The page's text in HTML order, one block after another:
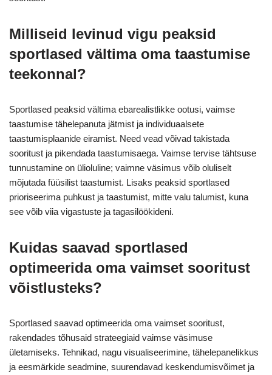
Milliseid levinud vigu peaksid
sportlased vältima oma taastumise
teekonnal?
Sportlased peaksid vältima ebarealistlikke ootusi, vaimse
taastumise tähelepanuta jätmist ja individuaalsete
taastumisplaanide eiramist. Need vead võivad takistada
sooritust ja pikendada taastumisaega. Vaimse tervise tähtsuse
tunnustamine on ülioluline; vaimne väsimus võib oluliselt
mõjutada füüsilist taastumist. Lisaks peaksid sportlased
prioriseerima puhkust ja taastumist, mitte valu talumist, kuna
see võib viia vigastuste ja tagasilöökideni.
Kuidas saavad sportlased
optimeerida oma vaimset sooritust
võistlusteks?
Sportlased saavad optimeerida oma vaimset sooritust,
rakendades tõhusaid strateegiaid vaimse väsimuse
ületamiseks. Tehnikad, nagu visualiseerimine, tähelepanelikkus
ja eesmärkide seadmine, suurendavad keskendumisvõimet ja